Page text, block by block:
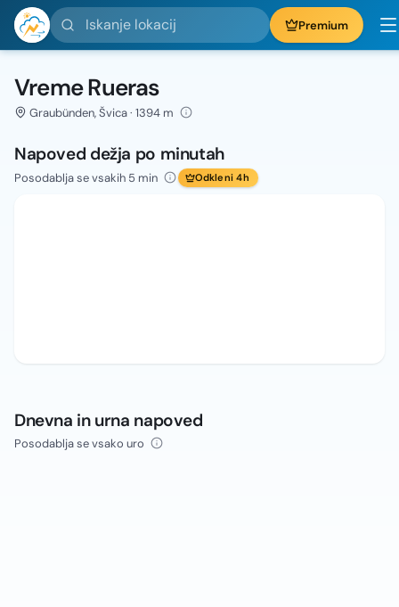
Iskanje lokacij Premium
Vreme Rueras
Graubünden, Švica · 1394 m
Napoved dežja po minutah
Posodablja se vsakih 5 min Odkleni 4h
Dnevna in urna napoved
Posodablja se vsako uro